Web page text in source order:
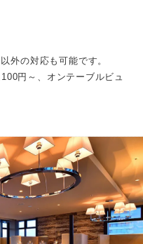
外の対応も可能です。
円～、オンテーブルビュ